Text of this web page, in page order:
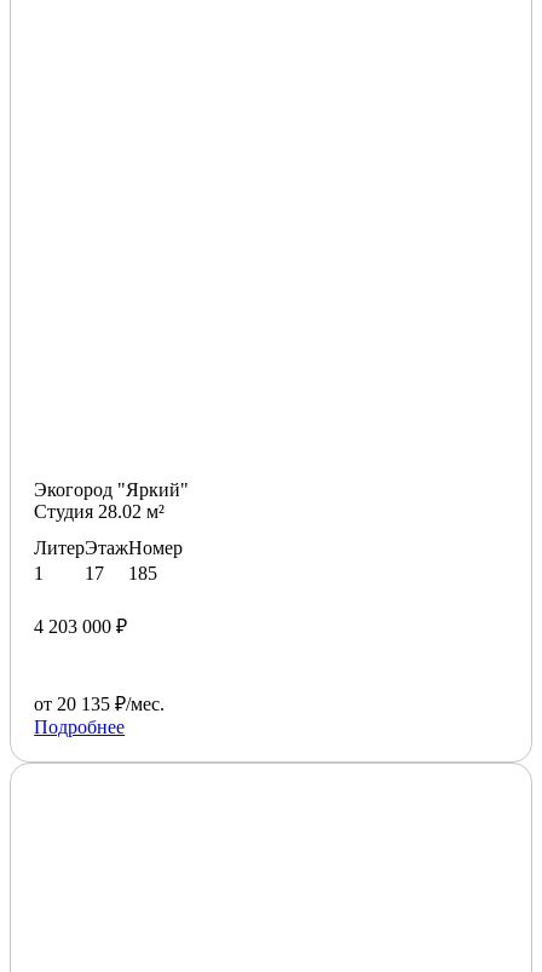
Экогород "Яркий"
Студия 28.02 м²
Литер
1
Этаж
17
Номер
185
4 203 000 ₽
от 20 135 ₽/мес.
Подробнее